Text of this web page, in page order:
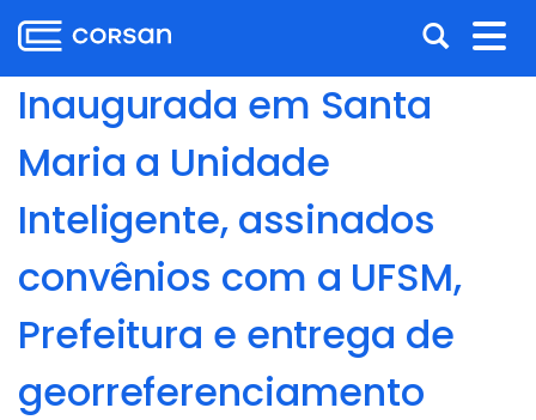
para
o
conteúdo
para
menu
para
busca
para
o
conteúdo
Abrir
a
busca
Inaugurada em Santa
Maria a Unidade
Inteligente, assinados
convênios com a UFSM,
Prefeitura e entrega de
georreferenciamento